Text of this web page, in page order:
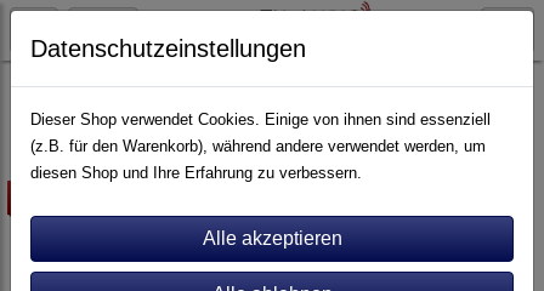
Artikel nach Marken F - O Inakustik
Datenschutzeinstellungen
Dieser Shop verwendet Cookies. Einige von ihnen sind essenziell
(z.B. für den Warenkorb), während andere verwendet werden, um
diesen Shop und Ihre Erfahrung zu verbessern.